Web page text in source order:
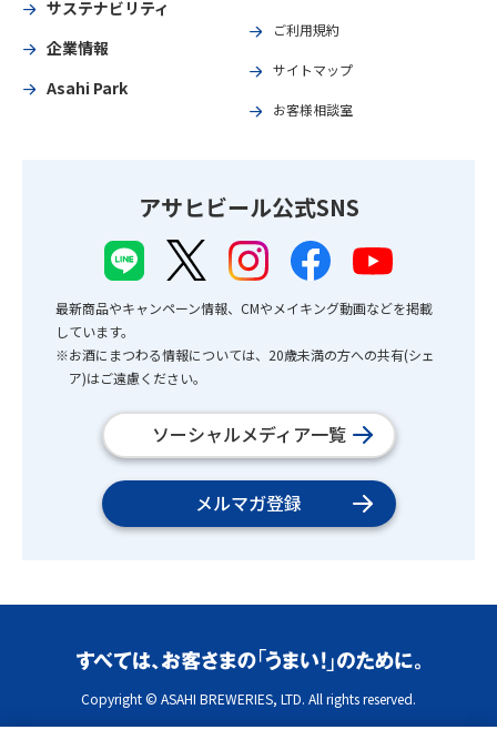
サステナビリティ
企業情報
Asahi Park
ご利用規約
サイトマップ
お客様相談室
アサヒビール公式SNS
最新商品やキャンペーン情報、CMやメイキング動画などを掲載
しています。
※お酒にまつわる情報については、20歳未満の方への共有(シェ
ア)はご遠慮ください。
ソーシャルメディア一覧
メルマガ登録
Copyright © ASAHI BREWERIES, LTD. All rights reserved.